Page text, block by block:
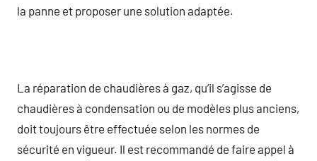
la panne et proposer une solution adaptée.
La réparation de chaudières à gaz, qu’il s’agisse de
chaudières à condensation ou de modèles plus anciens,
doit toujours être effectuée selon les normes de
sécurité en vigueur. Il est recommandé de faire appel à